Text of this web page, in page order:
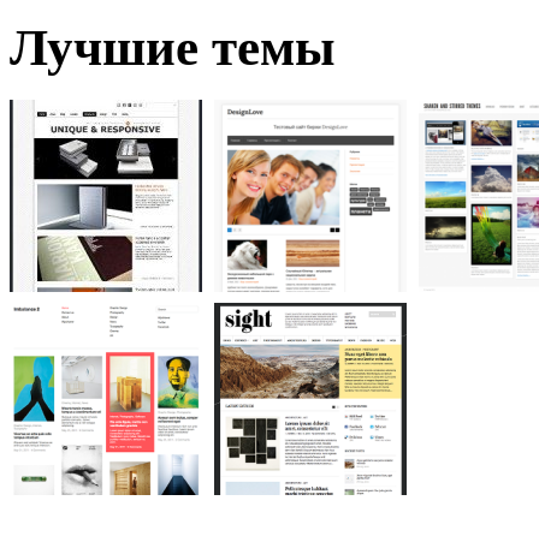
Лучшие темы